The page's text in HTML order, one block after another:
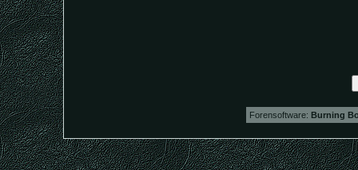
Forensoftware: Burning